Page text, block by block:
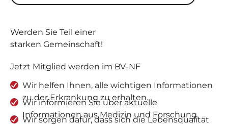
Werden Sie Teil einer
starken Gemeinschaft!
Jetzt Mitglied werden im BV-NF
Wir helfen Ihnen, alle wichtigen Informationen
zu der Erkrankung zu erhalten.
Wir informieren Sie über aktuelle
Informationen aus Medizin und Forschung.
Wir sorgen dafür, dass sich die Lebensqualität